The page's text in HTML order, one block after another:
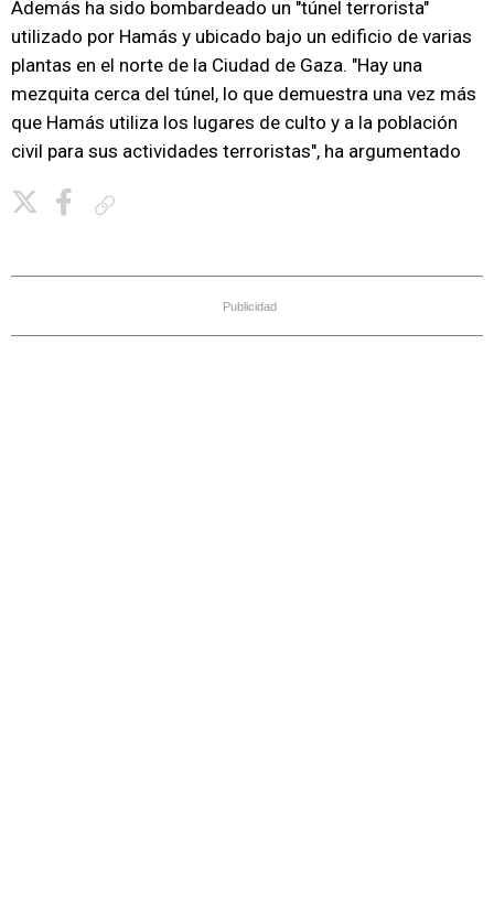
Además ha sido bombardeado un "túnel terrorista"
utilizado por Hamás y ubicado bajo un edificio de varias
plantas en el norte de la Ciudad de Gaza. "Hay una
mezquita cerca del túnel, lo que demuestra una vez más
que Hamás utiliza los lugares de culto y a la población
civil para sus actividades terroristas", ha argumentado
Publicidad